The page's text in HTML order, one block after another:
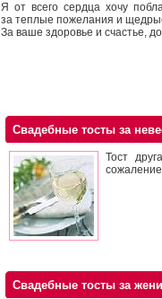
Я от всего сердца хочу
за теплые пожелания и
За ваше здоровье и счастье,
Свадебные тосты за
Тост
Свадебные тосты за